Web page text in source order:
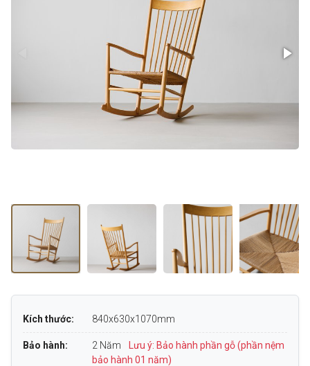
Kích thước: 840x630x1070mm
Bảo hành: 2 Năm
Lưu ý: Bảo hành phần gỗ (phần nệm
bảo hành 01 năm)